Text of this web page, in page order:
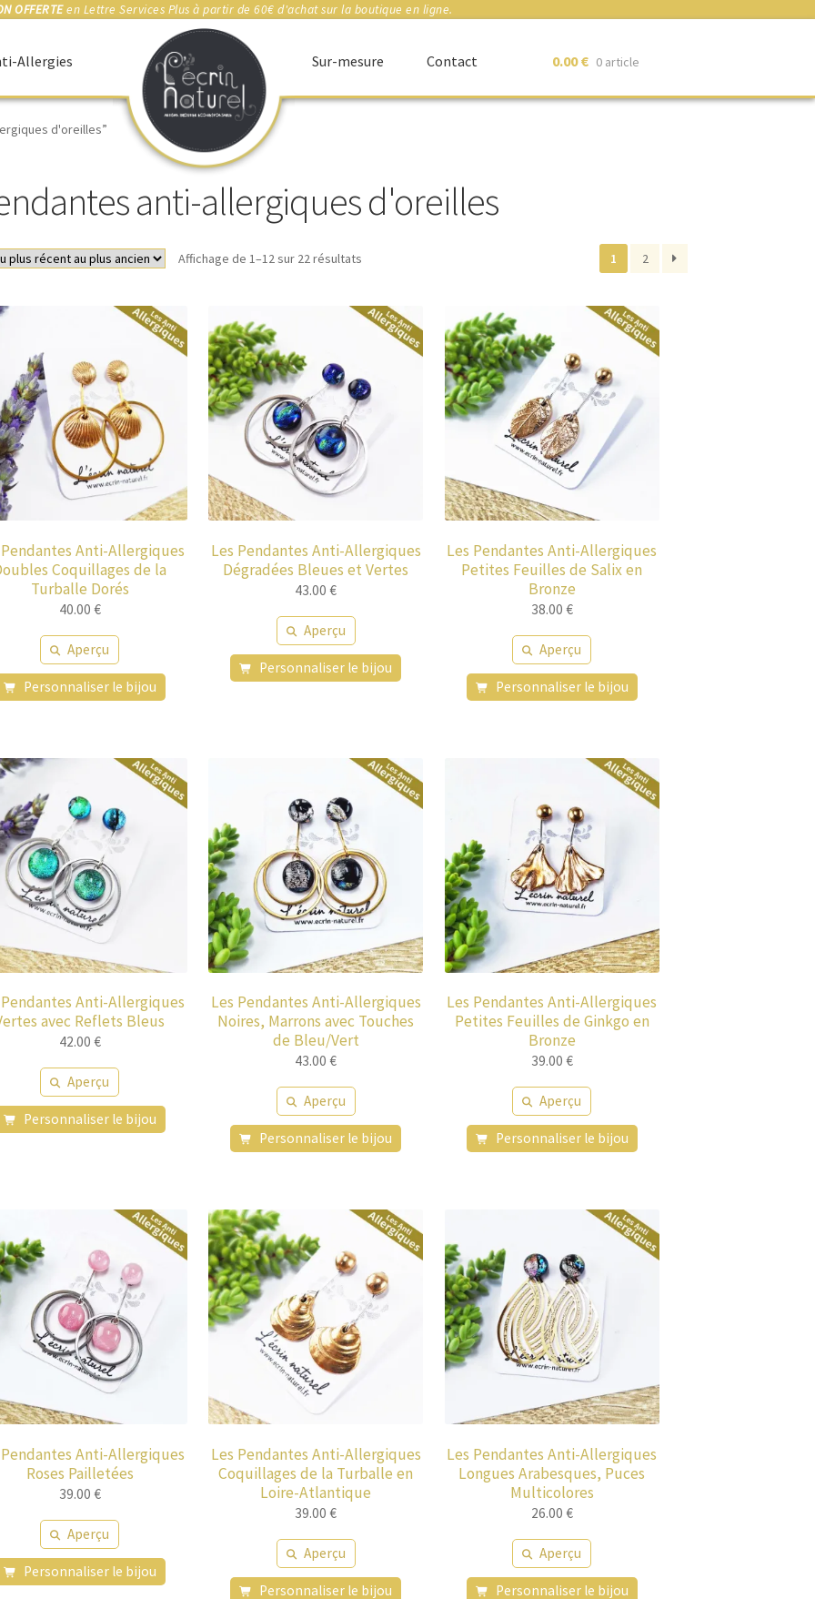
OFFERTEen Lettre Services Plus à partir de 60€ d'achat sur la boutique en ligne.
Contact
Sur-mesure
Allergies 0.00€ 0 article
d'oreilles”
anti-allergiques d'oreilles
Affichage de 1–12 sur 22 résultatsTrié
récent
ancien
1 2
Anti-Allergiques
Coquillages de la
Turballe Dorés
40.00 €
Aperçu
Personnaliser le bijou
Les Pendantes Anti-Allergiques
Dégradées Bleues et Vertes
43.00€
Aperçu
Personnaliser le bijou
Les Pendantes Anti-Allergiques
Petites Feuilles de Salix en
Bronze
38.00 €
Aperçu
Personnaliser le bijou
Anti-Allergiques
avec Reflets Bleus
42.00 €
Aperçu
Personnaliser le bijou
Les Pendantes Anti-Allergiques
Noires, Marrons avec Touches
de Bleu/Vert
43.00€
Aperçu
Personnaliser le bijou
Les Pendantes Anti-Allergiques
Petites Feuilles de Ginkgo en
Bronze
39.00 €
Aperçu
Personnaliser le bijou
Anti-Allergiques
Roses Pailletées
39.00 €
Aperçu
Personnaliser le bijou
Les Pendantes Anti-Allergiques
Coquillages de la Turballe en
Loire-Atlantique
39.00€
Aperçu
Personnaliser le bijou
Les Pendantes Anti-Allergiques
Longues Arabesques, Puces
Multicolores
26.00 €
Aperçu
Personnaliser le bijou